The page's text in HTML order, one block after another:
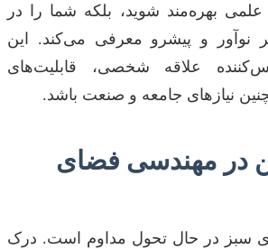
علمی بهره‌مند شوید، بلکه شما را در
نوآور و پیشرو معرفی می‌کند. این
علاقه شخصی، قابلیت‌های
نیازهای جامعه و صنعت باشد.
در مهندسی فضای
سبز در حال تحول مداوم است. درک